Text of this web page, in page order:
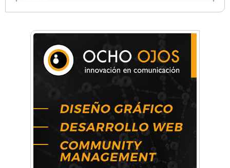
Mariana Croce: "Hoy las empresas necesitan
un asesoramiento integral para crecer con
seguridad"
Música, teatro, yoga, danza y mucho más:
Conocé todos los talleres para aprender y